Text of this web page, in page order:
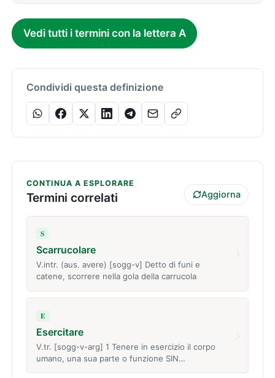
Vedi tutti i termini con la lettera A
Condividi questa definizione
CONTINUA A ESPLORARE
Termini correlati Aggiorna
S
Scarrucolare
V.intr. (aus. avere) [sogg-v] Detto di funi e
catene, scorrere nella gola della carrucola
E
Esercitare
V.tr. [sogg-v-arg] 1 Tenere in esercizio il corpo
umano, una sua parte o funzione SIN…